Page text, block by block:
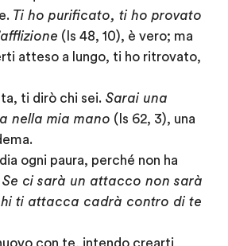
Ti ho purificato, ti ho provato
(Is 48, 10), è vero; ma
atteso a lungo, ti ho ritrovato,
ti dirò chi sei. Sarai una
nella mia mano (Is 62, 3), una
ogni paura, perché non ha
Se ci sarà un attacco non sarà
ti attacca cadrà contro di te